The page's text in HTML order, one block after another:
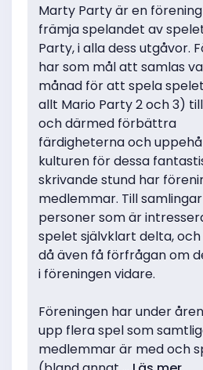
Marty Party är en
främja spelandet av
Party, i alla dess utgåvor.
har som mål att samlas
månad för att spela
allt Mario Party 2 och 3)
och därmed förbättra
färdigheterna och
kulturen för dessa
skrivande stund har
medlemmar. Till
personer som är
spelet självklart delta,
då även få förfrågan om
i föreningen vidare.
Föreningen har under
upp flera spel som
medlemmar är med och